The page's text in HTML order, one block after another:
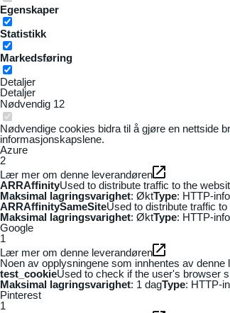
Egenskaper
Statistikk
Markedsføring
Detaljer
Detaljer
Nødvendig 12
Nødvendige cookies bidra til å gjøre en nettside
informasjonskapslene.
Azure
2
Lær mer om denne leverandøren
ARRAffinityUsed to distribute traffic to the
Maksimal lagringsvarighet: ØktType: HTTP-
ARRAffinitySameSiteUsed to distribute traffic
Maksimal lagringsvarighet: ØktType: HTTP-
Google
1
Lær mer om denne leverandøren
Noen av opplysningene som innhentes av
test_cookieUsed to check if the user's browser
Maksimal lagringsvarighet: 1 dagType: HTTP-
Pinterest
1